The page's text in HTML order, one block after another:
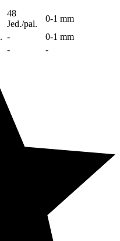
48
Jed./pal.
0-1 mm
-
0-1 mm
- -